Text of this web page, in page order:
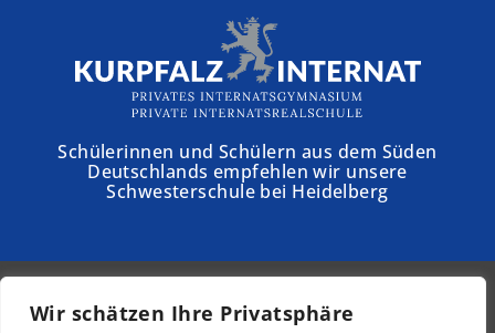
Wir schätzen Ihre Privatsphäre
Schülerinnen und Schülern aus dem Süden
Deutschlands empfehlen wir unsere
Schwesterschule bei Heidelberg